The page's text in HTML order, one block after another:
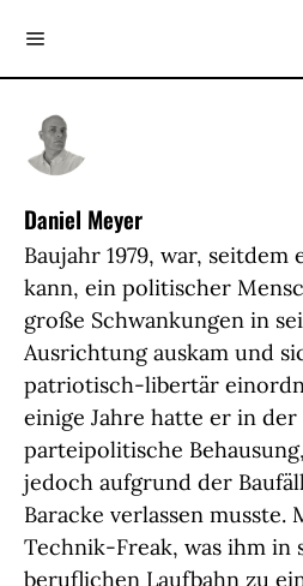
Daniel Meyer
Baujahr 1979, war, seitdem
kann, ein politischer
große Schwankungen in
Ausrichtung auskam und
patriotisch-libertär
einige Jahre hatte er in der
parteipolitische
jedoch aufgrund der
Baracke verlassen musste.
Technik-Freak, was ihm in
beruflichen Laufbahn zu